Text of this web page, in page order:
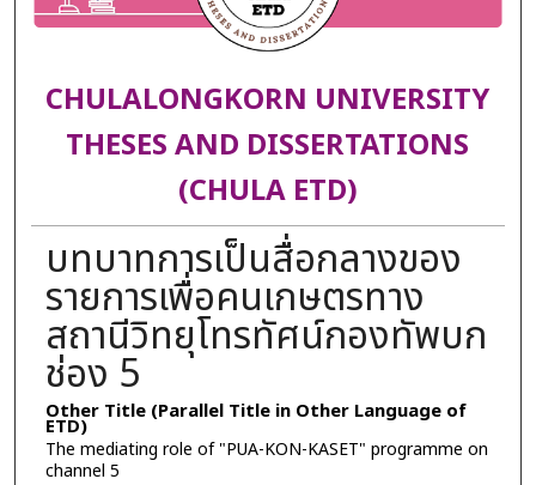
CHULALONGKORN UNIVERSITY
THESES AND DISSERTATIONS
(CHULA ETD)
บทบาทการเป็นสื่อกลางของ
รายการเพื่อคนเกษตรทาง
สถานีวิทยุโทรทัศน์กองทัพบก
ช่อง 5
Other Title (Parallel Title in Other Language of
ETD)
The mediating role of "PUA-KON-KASET" programme on
channel 5